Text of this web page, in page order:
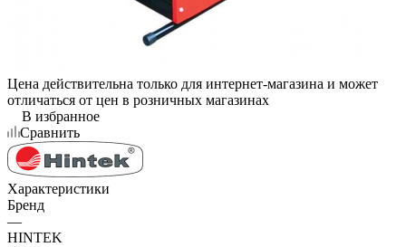
Цена действительна только для интернет-магазина и может
отличаться от цен в розничных магазинах
В избранное
Сравнить
Характеристики
Бренд
—
HINTEK